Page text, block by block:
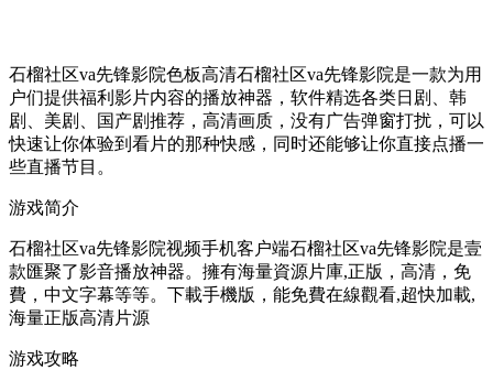
石榴社区va先锋影院色板高清石榴社区va先锋影院是一款为用
户们提供福利影片内容的播放神器，软件精选各类日剧、韩
剧、美剧、国产剧推荐，高清画质，没有广告弹窗打扰，可以
快速让你体验到看片的那种快感，同时还能够让你直接点播一
些直播节目。
游戏简介
石榴社区va先锋影院视频手机客户端石榴社区va先锋影院是壹
款匯聚了影音播放神器。擁有海量資源片庫,正版，高清，免
費，中文字幕等等。下載手機版，能免費在線觀看,超快加載,
海量正版高清片源
游戏攻略